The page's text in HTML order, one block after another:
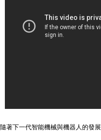
隨著下一代智能機械與機器人的發